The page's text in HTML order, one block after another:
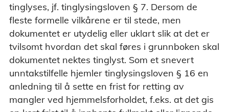
tinglyses, jf. tinglysingsloven § 7. Dersom de
fleste formelle vilkårene er til stede, men
dokumentet er utydelig eller uklart slik at det er
tvilsomt hvordan det skal føres i grunnboken skal
dokumentet nektes tinglyst. Som et snevert
unntakstilfelle hjemler tinglysingsloven § 16 en
anledning til å sette en frist for retting av
mangler ved hjemmelsforholdet, f.eks. at det gis